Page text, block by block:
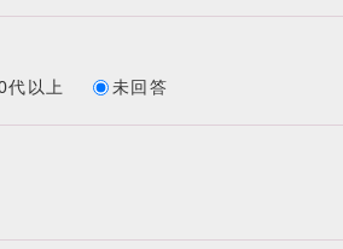
代以上 未回答